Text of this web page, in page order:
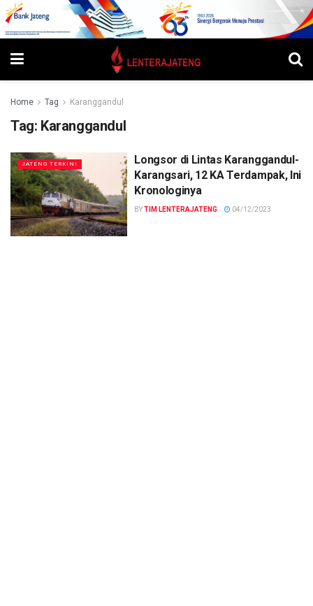
Home Tag Karanggandul
Tag: Karanggandul
JATENG TERKINI
Longsor di Lintas Karanggandul-
Karangsari, 12 KA Terdampak, Ini
Kronologinya
BYTIM LENTERAJATENG 04/12/2023